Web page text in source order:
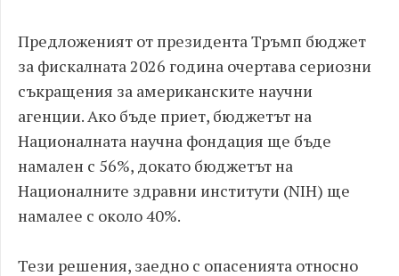
Предложеният от президента Тръмп бюджет
за фискалната 2026 година очертава сериозни
съкращения за американските научни
агенции. Ако бъде приет, бюджетът на
Националната научна фондация ще бъде
намален с 56%, докато бюджетът на
Националните здравни институти (NIH) ще
намалее с около 40%.
Тези решения, заедно с опасенията относно